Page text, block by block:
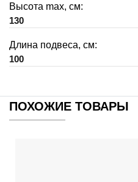
Высота max, см:
130
Длина подвеса, см:
100
ПОХОЖИЕ ТОВАРЫ